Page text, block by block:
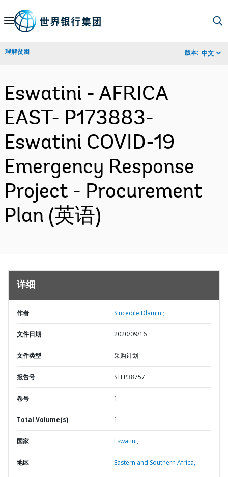
Skip
Navigation
理解贫困 版本: 中文
Eswatini - AFRICA
EAST- P173883-
Eswatini COVID-19
Emergency Response
Project - Procurement
Plan (英语)
详细
作者 Sincedile Dlamini;
文件日期 2020/09/16
文件类型 采购计划
报告号 STEP38757
卷号 1
Total Volume(s) 1
国家 Eswatini,
地区 Eastern and Southern Africa,